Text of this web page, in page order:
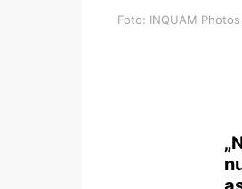
Foto: INQUAM